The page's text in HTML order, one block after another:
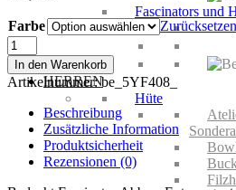
Fascinators und
HERREN
Hüte
Farbe
Zurücksetzen
Bedacht
Fascinator
Abbey
Menge
In den Warenkorb
Artikelnummer:be_5YF408_
Beschreibung
Zusätzliche Information
Produktsicherheit
Rezensionen (0)